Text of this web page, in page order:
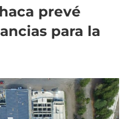
prevé
para la